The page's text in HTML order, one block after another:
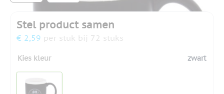
Stel product samen
€ 2,59 per stuk bij 72 stuks
Kies kleur zwart